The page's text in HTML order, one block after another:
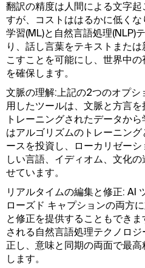
翻訳の精度は人間による文字
すが、コストははるかに低く
学習(ML)と自然言語処理(NLP)
り、話し言葉をテキストまた
こすことを可能にし、世界中
を確保します。
文脈の理解:上記の2つのオプ
用したツールは、文脈と方言
トレーニングされたデータか
はアルゴリズムのトレーニン
ースを投資し、ローカリゼー
しい言語、イディオム、文化
せています。
リアルタイムの編集と修正: AI
ローズド キャプションの両方
と修正を提供することもでき
される自然言語処理テクノロ
正し、意味と同期の両面で最
します。